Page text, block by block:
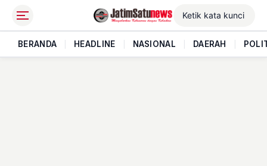
BERANDA HEADLINE NASIONAL DAERAH